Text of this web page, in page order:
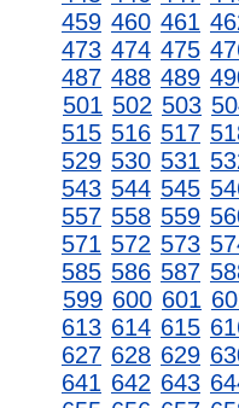
459 460 461
473 474 475
487 488 489
501 502 503
515 516 517
529 530 531
543 544 545
557 558 559
571 572 573
585 586 587
599 600 601
613 614 615
627 628 629
641 642 643